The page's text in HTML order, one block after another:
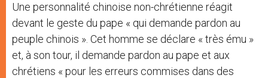
Une personnalité chinoise non-chrétienne réagit
devant le geste du pape « qui demande pardon au
peuple chinois ». Cet homme se déclare « très ému »
et, à son tour, il demande pardon au pape et aux
chrétiens « pour les erreurs commises dans des